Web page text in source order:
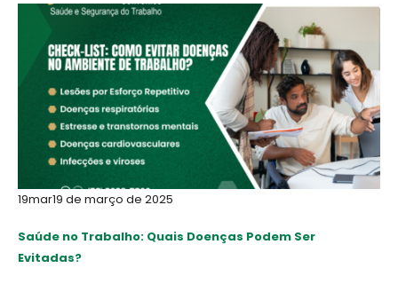
19mar19 de março de 2025
Saúde no Trabalho: Quais Doenças Podem Ser
Evitadas?